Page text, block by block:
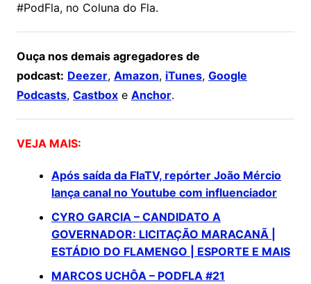
#PodFla, no Coluna do Fla.
Ouça nos demais agregadores de
podcast: Deezer, Amazon, iTunes, Google
Podcasts, Castboxe Anchor.
VEJA MAIS:
Após saída da FlaTV, repórter João Mércio
lança canal no Youtube com influenciador
CYRO GARCIA – CANDIDATO A
GOVERNADOR: LICITAÇÃO MARACANÃ |
ESTÁDIO DO FLAMENGO | ESPORTE E MAIS
MARCOS UCHÔA – PODFLA #21